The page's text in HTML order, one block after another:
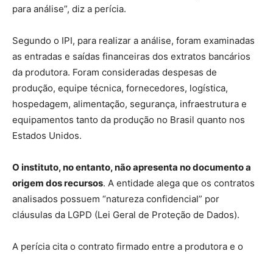
para análise”, diz a perícia.
Segundo o IPI, para realizar a análise, foram examinadas
as entradas e saídas financeiras dos extratos bancários
da produtora. Foram consideradas despesas de
produção, equipe técnica, fornecedores, logística,
hospedagem, alimentação, segurança, infraestrutura e
equipamentos tanto da produção no Brasil quanto nos
Estados Unidos.
O instituto, no entanto, não apresenta no documento a
origem dos recursos. A entidade alega que os contratos
analisados possuem “natureza confidencial” por
cláusulas da LGPD (Lei Geral de Proteção de Dados).
A perícia cita o contrato firmado entre a produtora e o